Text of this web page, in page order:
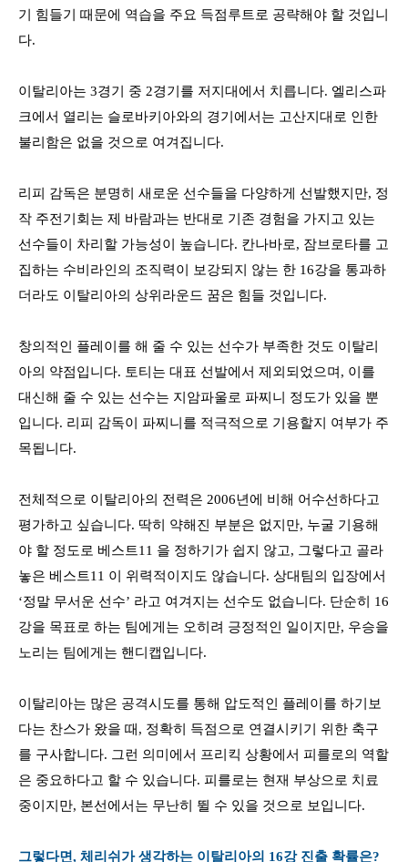
기 힘들기 때문에 역습을 주요 득점루트로 공략해야 할 것입니
다.
이탈리아는 3경기 중 2경기를 저지대에서 치릅니다. 엘리스파
크에서 열리는 슬로바키아와의 경기에서는 고산지대로 인한
불리함은 없을 것으로 여겨집니다.
리피 감독은 분명히 새로운 선수들을 다양하게 선발했지만, 정
작 주전기회는 제 바람과는 반대로 기존 경험을 가지고 있는
선수들이 차리할 가능성이 높습니다. 칸나바로, 잠브로타를 고
집하는 수비라인의 조직력이 보강되지 않는 한 16강을 통과하
더라도 이탈리아의 상위라운드 꿈은 힘들 것입니다.
창의적인 플레이를 해 줄 수 있는 선수가 부족한 것도 이탈리
아의 약점입니다. 토티는 대표 선발에서 제외되었으며 , 이를
대신해 줄 수 있는 선수는 지암파울로 파찌니 정도가 있을 뿐
입니다. 리피 감독이 파찌니를 적극적으로 기용할지 여부가 주
목됩니다.
전체적으로 이탈리아의 전력은 2006년에 비해 어수선하다고
평가하고 싶습니다. 딱히 약해진 부분은 없지만, 누굴 기용해
야 할 정도로 베스트11 을 정하기가 쉽지 않고, 그렇다고 골라
놓은 베스트11 이 위력적이지도 않습니다. 상대팀의 입장에서
‘정말 무서운 선수’ 라고 여겨지는 선수도 없습니다. 단순히
16
강을 목표로 하는 팀에게는 오히려 긍정적인 일이지만, 우승을
노리는 팀에게는 핸디캡입니다.
이탈리아는 많은 공격시도를 통해 압도적인 플레이를 하기보
다는 찬스가 왔을 때 , 정확히 득점으로 연결시키기 위한 축구
를 구사합니다. 그런 의미에서 프리킥 상황에서 피를로의 역할
은 중요하다고 할 수 있습니다. 피를로는 현재 부상으로 치료
중이지만, 본선에서는 무난히 뛸 수 있을 것으로 보입니다.
그렇다면, 체리쉬가 생각하는 이탈리아의 16강 진출 확률은?